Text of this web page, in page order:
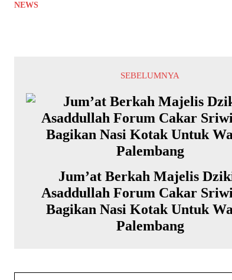
NEWS
SEBELUMNYA
Jum’at Berkah Majelis
Asaddullah Forum Cakar
Bagikan Nasi Kotak Untuk
Palembang